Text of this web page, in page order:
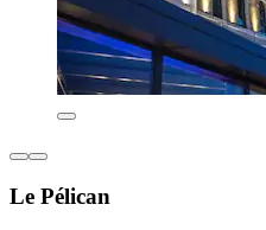
Le Pélican